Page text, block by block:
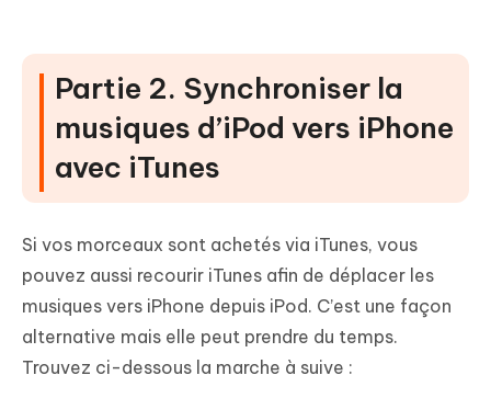
Partie 2. Synchroniser la
musiques d’iPod vers iPhone
avec iTunes
Si vos morceaux sont achetés via iTunes, vous
pouvez aussi recourir iTunes afin de déplacer les
musiques vers iPhone depuis iPod. C’est une façon
alternative mais elle peut prendre du temps.
Trouvez ci-dessous la marche à suive :